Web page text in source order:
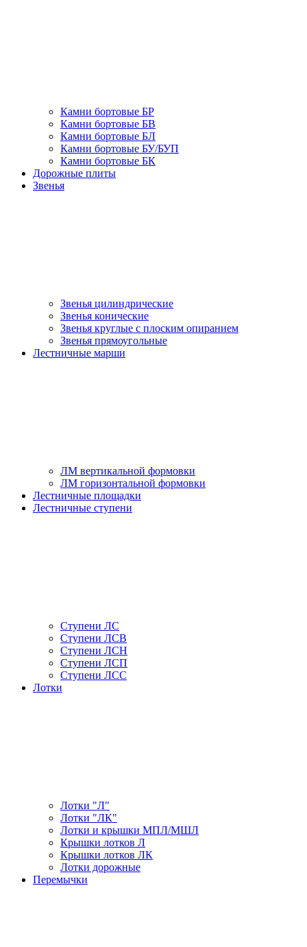
Камни бортовые БР
Камни бортовые БВ
Камни бортовые БЛ
Камни бортовые БУ/БУП
Камни бортовые БК
Дорожные плиты
Звенья
Звенья цилиндрические
Звенья конические
Звенья круглые с плоским опиранием
Звенья прямоугольные
Лестничные марши
ЛМ вертикальной формовки
ЛМ горизонтальной формовки
Лестничные площадки
Лестничные ступени
Ступени ЛС
Ступени ЛСВ
Ступени ЛСН
Ступени ЛСП
Ступени ЛСС
Лотки
Лотки "Л"
Лотки "ЛК"
Лотки и крышки МПЛ/МШЛ
Крышки лотков Л
Крышки лотков ЛК
Лотки дорожные
Перемычки